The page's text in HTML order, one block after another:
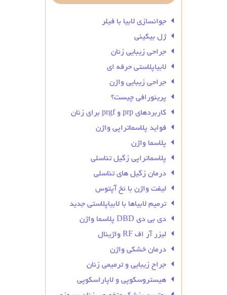
جوانسازی لابیا با فیلر
ژل بیکینی
جراحی زیبایی زنان
لابیاپلاستی حرفه ای
جراحی زیبایی واژن
پرینورافی چیست؟
کاربردهای prp و prgf برای زنان
فواید پلاسماتراپی واژن
پلاسما واژن
پلاسماتراپی زگیل تناسلی
درمان زگیل‌ های تناسلی
لیفت واژن با نخ آپتوس
ترمیم لابیاها با لابیاپلاستی جدید
دی بی دی DBD پلاسما واژن
لیزر آر اف RF واژینال
درمان خشکی واژن
جراح زیبایی و ترمیمی زنان
هیستروسکوپی و لاپاراسکوپی